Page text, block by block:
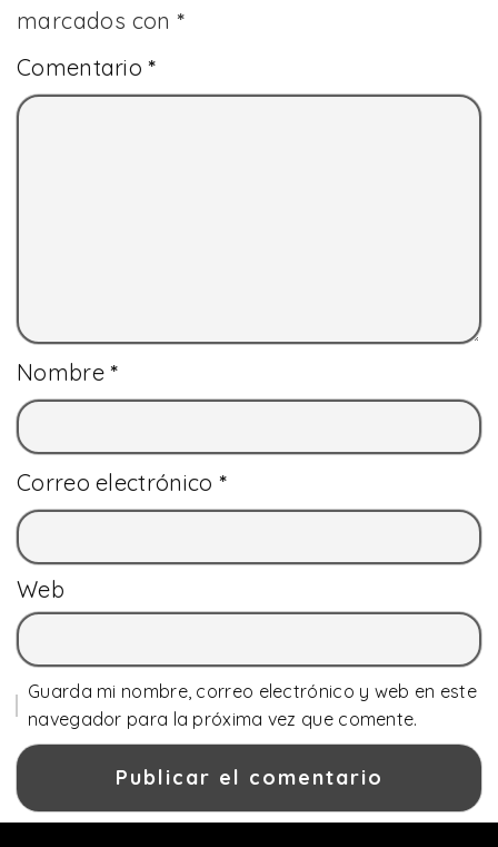
marcados con*
Comentario*
Nombre*
Correo electrónico *
Web
Guarda mi nombre, correo electrónico y web en este
navegador para la próxima vez que comente.